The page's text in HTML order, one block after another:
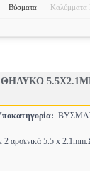
Βύσματα Καλύμματα
αρσενικά 5.5 x